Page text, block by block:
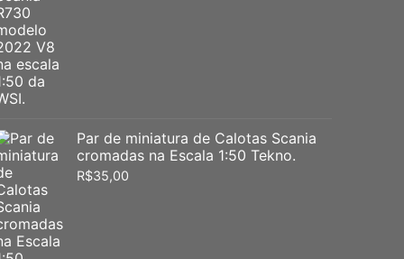
Par de miniatura de Calotas Scania
cromadas na Escala 1:50 Tekno.
R$35,00